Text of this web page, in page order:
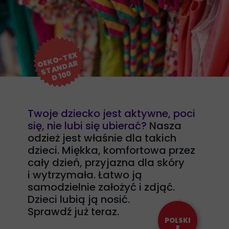
POLSKI
O
E
K
O
-
T
E
X
S
T
A
N
D
A
R
D 1
0
0
Twoje dziecko jest aktywne, poci
się, nie lubi się ubierać? Nasza
odzież jest właśnie dla takich
dzieci. Miękka, komfortowa przez
cały dzień, przyjazna dla skóry
i wytrzymała. Łatwo ją
samodzielnie założyć i zdjąć.
Dzieci lubią ją nosić.
Sprawdź już teraz.